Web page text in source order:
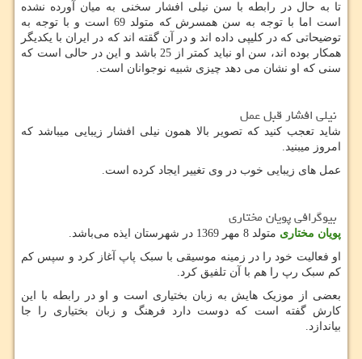
تا به حال در رابطه با سن نیلی افشار سخنی به میان آورده نشده
است اما با توجه به سن همسرش که متولد 69 است و با توجه به
توضیحاتی که در کلیپی داده اند و در آن گقته اند که در ایران با یکدیگر
همکار بوده اند، سن او نباید کمتر از 25 باشد و این در حالی است
که
سنی که او نشان می دهد چیزی شبیه نوجوانان است.
نیلی افشار قبل عمل
شاید تعجب کنید که تصویر بالا همون نیلی افشار زیبایی میباشد که
امروز میبنید.
عمل های زیبایی خوب در وی تغییر ایجاد کرده است.
بیوگرافی پویان مختاری
پویان مختاری متولد 8 مهر 1369 در شهرستان ایذه می‌باشد.
او فعالیت خود را در زمینه موسیقی با سبک پاپ آغاز کرد و سپس کم
کم سبک رپ را هم با آن تلفیق کرد.
بعضی از موزیک هایش به زبان بختیاری است و او در رابطه با این
کارش گفته است که دوست دارد فرهنگ و زبان بختیاری را جا
بیاندازد.